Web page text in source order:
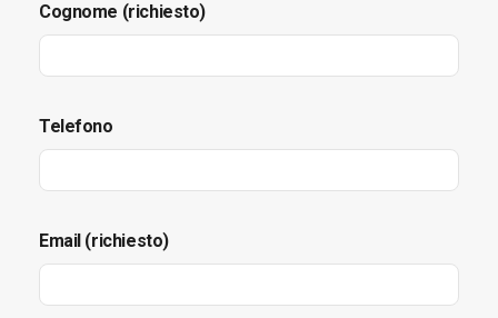
Cognome (richiesto)
Telefono
Email (richiesto)